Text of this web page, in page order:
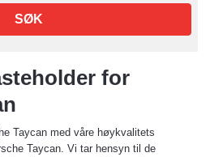
SØK
for
Taycan med våre høykvalitets
Taycan. Vi tar hensyn til de